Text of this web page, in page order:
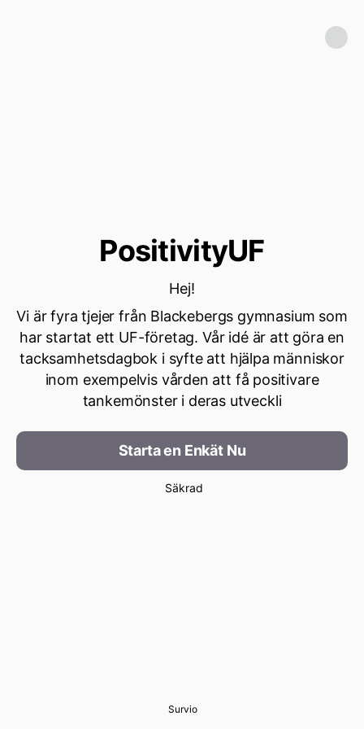
PositivityUF
Hej!
Vi är fyra tjejer från Blackebergs gymnasium som
har startat ett UF-företag. Vår idé är att göra en
tacksamhetsdagbok i syfte att hjälpa människor
inom exempelvis vården att få positivare
tankemönster i deras utveckli
Starta en Enkät Nu
Säkrad
Survio